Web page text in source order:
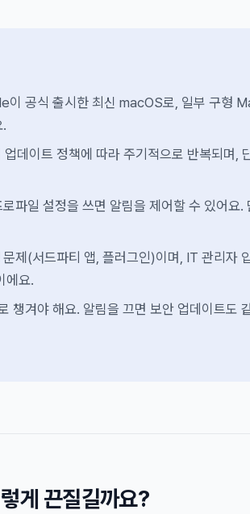
공식 출시한 최신 macOS로, 일부 구형
데이트 정책에 따라 주기적으로 반복되며,
파일 설정을 쓰면 알림을 제어할 수 있어요.
제(서드파티 앱, 플러그인)이며, IT 관리자
에요.
챙겨야 해요. 알림을 끄면 보안 업데이트도
게 끈질길까요?